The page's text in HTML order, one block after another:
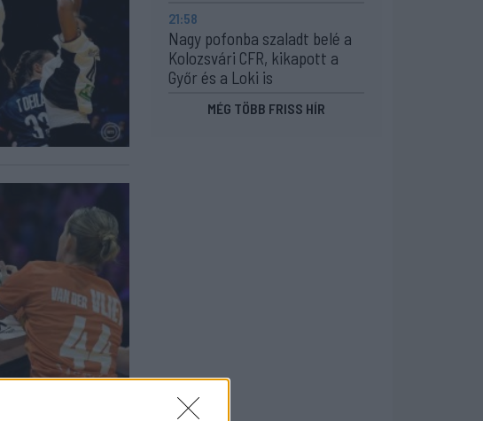
21:58
Nagy pofonba szaladt belé a
Kolozsvári CFR, kikapott a
Győr és a Loki is
MÉG TÖBB FRISS HÍR